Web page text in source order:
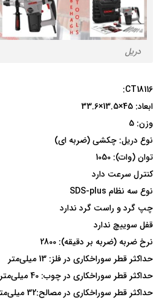
دریل
CT18116:
ابعاد: 45×13.5×33.6
وزن: 5
نوع دریل: چکشی (ضربه ای)
توان (وات): 1050
کنترل سرعت دارد
نوع سه نظام SDS-plus
چپ گرد و راست گرد ندارد
قفل سوییچ ندارد
نرخ ضربه (ضربه بر دقیقه): 2800
حداکثر قطر سوراخکاری در فلز: 13 میلی‌متر
حداکثر قطر سوراخکاری در چوب: 40 میلی‌متر
حداکثر قطر سوراخکاری در مصالح:32 میلی‌متر